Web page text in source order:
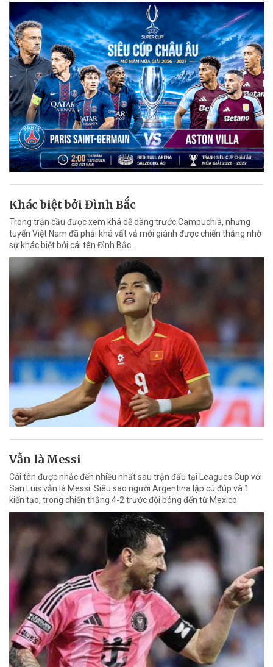
Khác biệt bởi Đình Bắc
Trong trận cầu được xem khá dễ dàng trước Campuchia, nhưng
tuyển Việt Nam đã phải khá vất vả mới giành được chiến thắng nhờ
sự khác biệt bởi cái tên Đình Bắc.
Vẫn là Messi
Cái tên được nhắc đến nhiều nhất sau trận đấu tại Leagues Cup với
San Luis vẫn là Messi. Siêu sao người Argentina lập cú đúp và 1
kiến tạo, trong chiến thắng 4-2 trước đội bóng đến từ Mexico.